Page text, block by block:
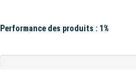
Performance des produits : 1%